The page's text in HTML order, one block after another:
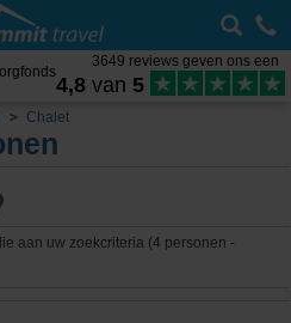
3649 reviews geven ons een
4,8 van 5
Chalet
aan uw zoekcriteria (4 personen -